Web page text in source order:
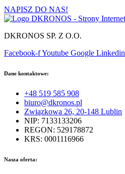
NAPISZ DO NAS!
DKRONOS SP. Z O.O.
Facebook-fYoutube Google Linkedin
Dane kontaktowe:
+48 519 585 908
biuro@dkronos.pl
Związkowa 26, 20-148 Lublin
NIP: 7133133206
REGON: 529178872
KRS: 0001116966
Nasza oferta: